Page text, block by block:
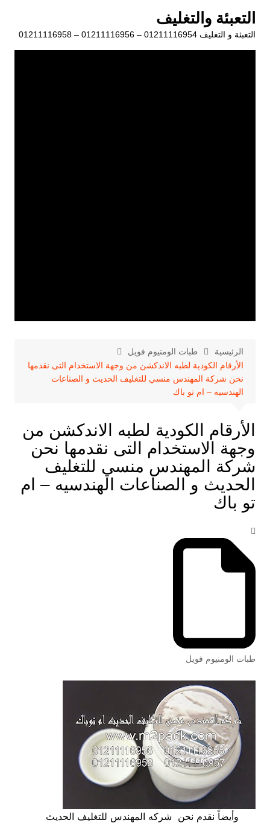
المحتوى
التعبئة والتغليف
التعبئة و التغليف 01211116954 – 01211116956 – 01211116958
الرئيسية
طبات الومنيوم فويل
الأرقام الكودية لطبه الاندكشن من وجهة الاستخدام التى نقدمها
نحن شركة المهندس منسي للتغليف الحديث و الصناعات
الهندسيه – ام تو باك
الأرقام الكودية لطبه الاندكشن من
وجهة الاستخدام التى نقدمها نحن
شركة المهندس منسي للتغليف
الحديث و الصناعات الهندسيه – ام
تو باك
طبات الومنيوم فويل
وأيضاً نقدم نحن شركه المهندس للتغليف الحديث